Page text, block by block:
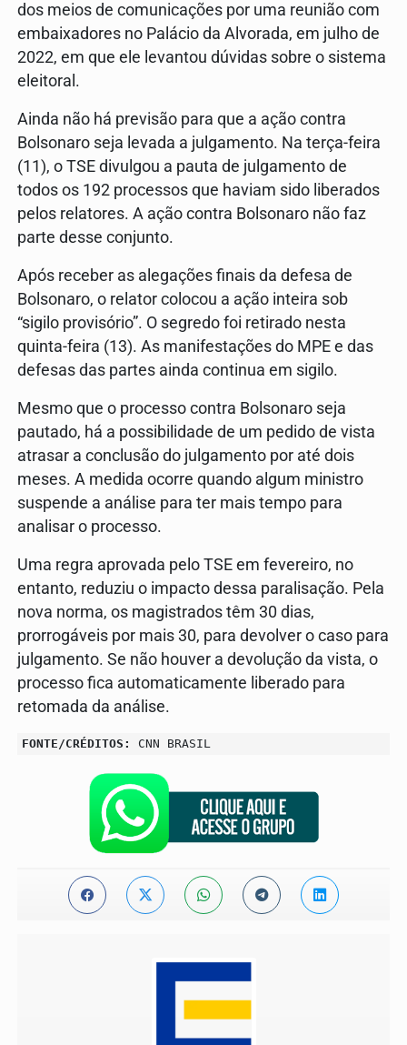
dos meios de comunicações por uma reunião com
embaixadores no Palácio da Alvorada, em julho de
2022, em que ele levantou dúvidas sobre o sistema
eleitoral.
Ainda não há previsão para que a ação contra
Bolsonaro seja levada a julgamento. Na terça-feira
(11), o TSE divulgou a pauta de julgamento de
todos os 192 processos que haviam sido liberados
pelos relatores. A ação contra Bolsonaro não faz
parte desse conjunto.
Após receber as alegações finais da defesa de
Bolsonaro, o relator colocou a ação inteira sob
“sigilo provisório”. O segredo foi retirado nesta
quinta-feira (13). As manifestações do MPE e das
defesas das partes ainda continua em sigilo.
Mesmo que o processo contra Bolsonaro seja
pautado, há a possibilidade de um pedido de vista
atrasar a conclusão do julgamento por até dois
meses. A medida ocorre quando algum ministro
suspende a análise para ter mais tempo para
analisar o processo.
Uma regra aprovada pelo TSE em fevereiro, no
entanto, reduziu o impacto dessa paralisação. Pela
nova norma, os magistrados têm 30 dias,
prorrogáveis por mais 30, para devolver o caso para
julgamento. Se não houver a devolução da vista, o
processo fica automaticamente liberado para
retomada da análise.
FONTE/CRÉDITOS: CNN BRASIL